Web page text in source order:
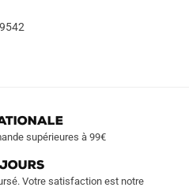
supérieures à 99€
Votre satisfaction est notre